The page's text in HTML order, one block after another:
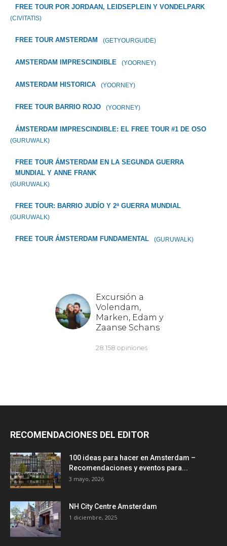
FREE TOUR POR JORDAAN, LEIDSEPLEIN Y VONDELPARK
(CIVITATIS)
FREE TOUR AMSTERDAM (GETYOURGUIDE)
AMSTERDAM IMPRESCINDIBLE (YOORNEY)
AMSTERDAM HISTORICA (YOORNEY)
FREE TOUR BARRIO ROJO (YOORNEY)
ÁMSTERDAM IMPRESCINDIBLE: EL FREE TOUR #1 DE OSO
(GURUWALK)
FREE TOUR ÁMSTERDAM EN LA SEGUNDA GUERRA
MUNDIAL Y ANNE FRANK
(GURUWALK)
FREE TOUR: BARRIO JUDÍO Y 2ª GUERRA MUNDIAL
(GURUWALK)
FREE TOUR ÁMSTERDAM FUNDAMENTAL (GURUWALK)
RECOMENDACIONES DEL EDITOR
100 ideas para hacer en Amsterdam –
Recomendaciones y eventos para...
3 mayo, 2026
NH City Centre Amsterdam
1 diciembre, 2025